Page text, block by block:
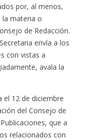
por, al menos,
la materia o
de Redacción.
envía a los
con vistas a
avala la
el 12 de diciembre
del Consejo de
que a
relacionados con